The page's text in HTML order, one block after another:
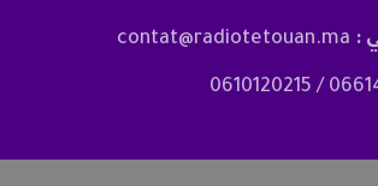
:
contat@radiotetouan.ma